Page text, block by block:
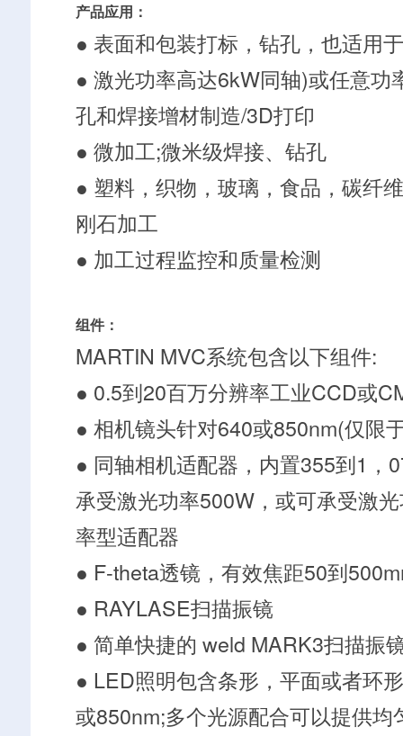
产品应用：
● 表面和包装打标，钻孔，也适用
● 激光功率高达6kW同轴)或任意功
孔和焊接增材制造/3D打印
● 微加工;微米级焊接、钻孔
● 塑料，织物，玻璃，食品，碳纤
刚石加工
● 加工过程监控和质量检测
组件：
MARTIN MVC系统包含以下组件:
● 0.5到20百万分辨率工业CCD或
● 相机镜头针对640或850nm(仅限
● 同轴相机适配器，内置355到1，
承受激光功率500W，或可承受激
率型适配器
● F-theta透镜，有效焦距50到
● RAYLASE扫描振镜
● 简单快捷的 weld MARK3扫描振
● LED照明包含条形，平面或者环
或850nm;多个光源配合可以提供均